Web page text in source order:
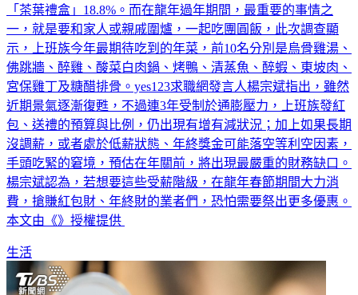
一，就是要和家人或親戚圍爐，一起吃團圓飯，此次調查顯
示，上班族今年最期待吃到的年菜，前10名分別是烏骨雞湯、
佛跳牆、醉雞、酸菜白肉鍋、烤鴨、清蒸魚、醉蝦、東坡肉、
宮保雞丁及糖醋排骨。yes123求職網發言人楊宗斌指出，雖然
近期景氣逐漸復甦，不過連3年受制於通膨壓力，上班族發紅
包、送禮的預算與比例，仍出現有增有減狀況；加上如果長期
沒調薪，或者處於低薪狀態、年終獎金可能落空等利空因素，
手頭吃緊的窘境，預估在年關前，將出現最嚴重的財務缺口。
楊宗斌認為，若想要這些受薪階級，在龍年春節期間大力消
費，搶賺紅包財、年終財的業者們，恐怕需要祭出更多優惠。
本文由《》授權提供